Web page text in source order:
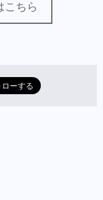
こちら